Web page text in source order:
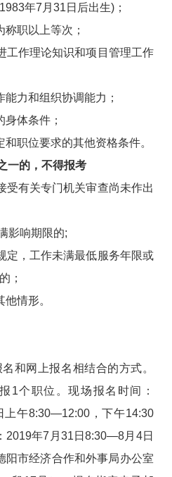
年7月31日后出生)；
职以上等次；
工作理论知识和项目管理工作
力和组织协调能力；
体条件；
职位要求的其他资格条件。
一的，不得报考
受有关专门机关审查尚未作出
影响期限的;
定，工作未满最低服务年限或
；
情形。
和网上报名相结合的方式。
1个职位。现场报名时间：
午8:30—12:00，下午14:30
年7月31日8:30—8月4日
阳市经济合作和外事局办公室